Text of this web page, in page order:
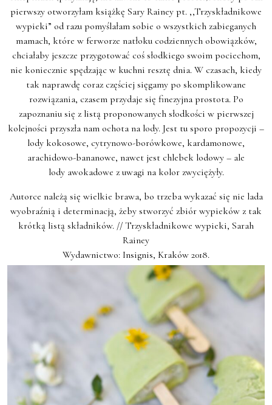
pierwszy otworzyłam książkę Sary Rainey pt. ,,Trzyskładnikowe
wypieki” od razu pomyślałam sobie o wszystkich zabieganych
mamach, które w ferworze natłoku codziennych obowiązków,
chciałaby jeszcze przygotować coś słodkiego swoim pociechom,
nie koniecznie spędzając w kuchni resztę dnia. W czasach, kiedy
tak naprawdę coraz częściej sięgamy po skomplikowane
rozwiązania, czasem przydaje się finezyjna prostota. Po
zapoznaniu się z listą proponowanych słodkości w pierwszej
kolejności przyszła nam ochota na lody. Jest tu sporo propozycji –
lody kokosowe, cytrynowo-borówkowe, kardamonowe,
arachidowo-bananowe, nawet jest chlebek lodowy – ale
lody awokadowe z uwagi na kolor zwyciężyły.
Autorce należą się wielkie brawa, bo trzeba wykazać się nie lada
wyobraźnią i determinacją, żeby stworzyć zbiór wypieków z tak
krótką listą składników. // Trzyskładnikowe wypieki, Sarah
Rainey
Wydawnictwo: Insignis, Kraków 2018.